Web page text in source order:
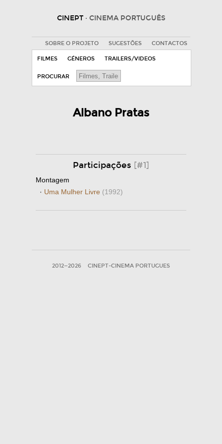
CINEPT · CINEMA PORTUGUÊS
SOBRE O PROJETO SUGESTÕES CONTACTOS
FILMES GÉNEROS TRAILERS/VIDEOS
PROCURAR
Albano Pratas
Participações [#1]
Montagem
· Uma Mulher Livre (1992)
2012—2026 CINEPT-CINEMA PORTUGUES